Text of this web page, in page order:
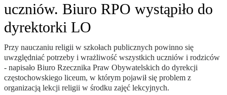
uczniów. Biuro RPO wystąpiło do
dyrektorki LO
Przy nauczaniu religii w szkołach publicznych powinno się
uwzględniać potrzeby i wrażliwość wszystkich uczniów i rodziców
- napisało Biuro Rzecznika Praw Obywatelskich do dyrekcji
częstochowskiego liceum, w którym pojawił się problem z
organizacją lekcji religii w środku zajęć lekcyjnych.